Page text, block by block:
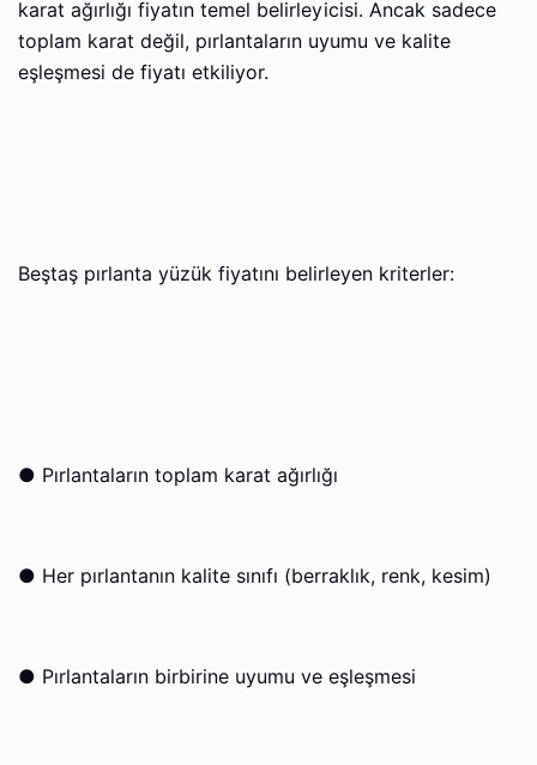
karat ağırlığı fiyatın temel belirleyicisi. Ancak sadece
toplam karat değil, pırlantaların uyumu ve kalite
eşleşmesi de fiyatı etkiliyor.
Beştaş pırlanta yüzük fiyatını belirleyen kriterler:
● Pırlantaların toplam karat ağırlığı
● Her pırlantanın kalite sınıfı (berraklık, renk, kesim)
● Pırlantaların birbirine uyumu ve eşleşmesi